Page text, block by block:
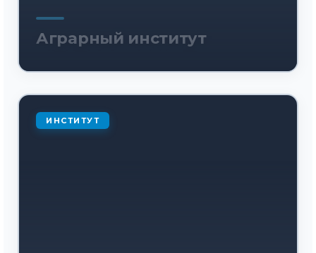
Аграрный институт
ИНСТИТУТ